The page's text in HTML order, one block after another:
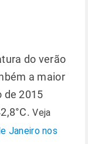
do verão
a maior
de 2015
Veja
Janeiro nos